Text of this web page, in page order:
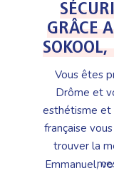
GRÂCE
Vous êtes
Drôme et
esthétisme et
française
trouver la
Emmanuel,